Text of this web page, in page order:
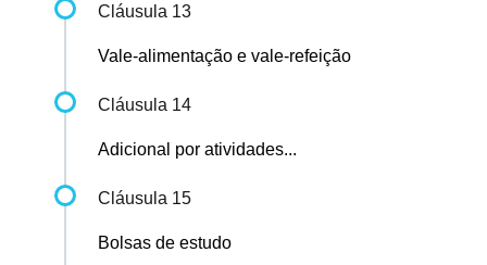
Cláusula 13
Vale-alimentação e vale-refeição
Cláusula 14
Adicional por atividades...
Cláusula 15
Bolsas de estudo